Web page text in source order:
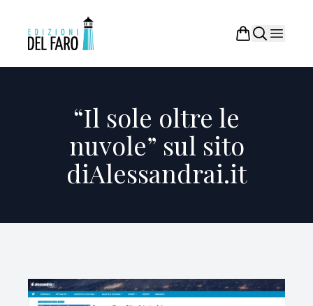
“Il sole oltre le
nuvole” sul sito
diAlessandrai.it